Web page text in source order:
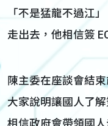
「不是猛龍不過江
走出去，他相信簽
陳主委在座談會結
大家說明讓國人了解
相信政府會帶領國